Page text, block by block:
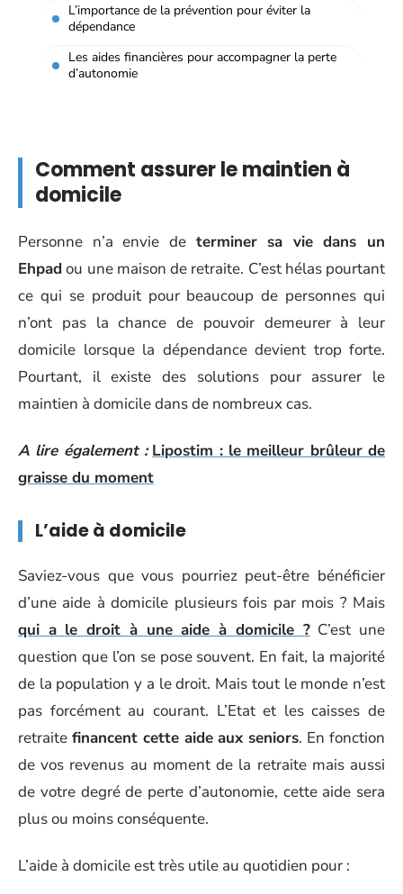
L’importance de la prévention pour éviter la
dépendance
Les aides financières pour accompagner la perte
d’autonomie
Comment assurer le maintien à
domicile
Personne n’a envie de terminer sa vie dans un
Ehpad ou une maison de retraite. C’est hélas pourtant
ce qui se produit pour beaucoup de personnes qui
n’ont pas la chance de pouvoir demeurer à leur
domicile lorsque la dépendance devient trop forte.
Pourtant, il existe des solutions pour assurer le
maintien à domicile dans de nombreux cas.
A lire également : Lipostim : le meilleur brûleur de
graisse du moment
L’aide à domicile
Saviez-vous que vous pourriez peut-être bénéficier
d’une aide à domicile plusieurs fois par mois ? Mais
qui a le droit à une aide à domicile ?C’est une
question que l’on se pose souvent. En fait, la majorité
de la population y a le droit. Mais tout le monde n’est
pas forcément au courant. L’Etat et les caisses de
retraite financent cette aide aux seniors. En fonction
de vos revenus au moment de la retraite mais aussi
de votre degré de perte d’autonomie, cette aide sera
plus ou moins conséquente.
L’aide à domicile est très utile au quotidien pour :